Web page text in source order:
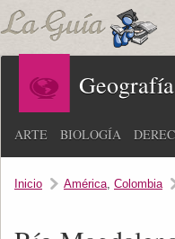
Geografía
ARTE BIOLOGÍA
Inicio América, Colombia